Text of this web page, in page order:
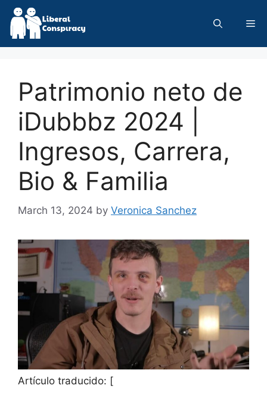
Skip
content
Patrimonio neto de
iDubbbz 2024 |
Ingresos, Carrera,
Bio & Familia
March 13, 2024 by Veronica Sanchez
Artículo traducido: [